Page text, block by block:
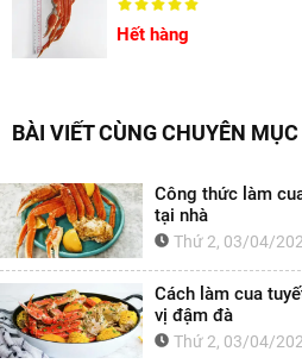
Hết hàng
BÀI VIẾT CÙNG CHUYÊN MỤC
Công thức làm
tại nhà
Thứ 2, 03/04/
Cách làm cua
vị đậm đà
Thứ 2, 03/04/